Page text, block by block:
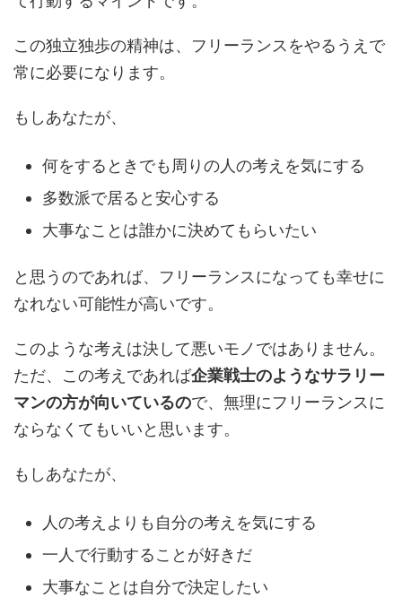
この独立独歩の精神は、フリーランスをやるうえで
常に必要になります。
もしあなたが、
何をするときでも周りの人の考えを気にする
多数派で居ると安心する
大事なことは誰かに決めてもらいたい
と思うのであれば、フリーランスになっても幸せに
なれない可能性が高いです。
このような考えは決して悪いモノではありません。
ただ、この考えであれば企業戦士のようなサラリー
マンの方が向いているので、無理にフリーランスに
ならなくてもいいと思います。
もしあなたが、
人の考えよりも自分の考えを気にする
一人で行動することが好きだ
大事なことは自分で決定したい